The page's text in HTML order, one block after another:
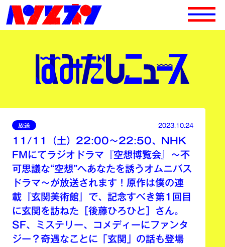
放送 2023.10.24
11/11（土）22:00〜22:50、NHK
FMにてラジオドラマ『空想博覧会』～不
可思議な“空想”へあなたを誘うオムニバス
ドラマ～が放送されます！原作は僕の連
載『玄関美術館』で、記念すべき第1回目
に玄関を訪ねた［後藤ひろひと］さん。
SF、ミステリー、コメディーにファンタ
ジー？奇遇なことに「玄関」の話も登場